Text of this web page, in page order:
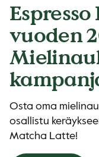
vuoden
Osta oma
osallistu
Matcha Latte!